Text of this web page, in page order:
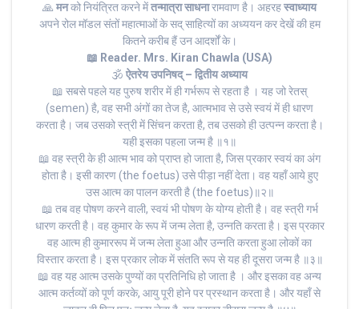
🙏 मनको नियंत्रित करने मेंतन्मात्रा साधनारामवाण है। अहरहस्वाध्याय
अपने रोल मॉडल संतों महात्माओं के सद् साहित्यों का अध्ययन कर देखें की हम
कितने करीब हैं उन आदर्शों के।
📖 Reader. Mrs. Kiran Chawla (USA)
🕉 ऐतरेय उपनिषद् – द्वितीय अध्याय
📖 सबसे पहले यह पुरुष शरीर में ही गर्भरूप से रहता है । यह जो रेतस्
(semen) है, वह सभी अंगों का तेज है, आत्मभाव से उसे स्वयं में ही धारण
करता है। जब उसको स्त्री में सिंचन करता है, तब उसको ही उत्पन्न करता है।
यही इसका पहला जन्म है ॥१॥
📖 वह स्त्री के ही आत्म भाव को प्राप्त हो जाता है, जिस प्रकार स्वयं का अंग
होता है। इसी कारण (the foetus) उसे पीड़ा नहीं देता। वह यहाँ आये हुए
उस आत्म का पालन करती है (the foetus)॥२॥
📖 तब वह पोषण करने वाली, स्वयं भी पोषण के योग्य होती है। वह स्त्री गर्भ
धारण करती है। वह कुमार के रूप में जन्म लेता है, उन्नति करता है। इस प्रकार
वह आत्म ही कुमाररूप में जन्म लेता हुआ और उन्नति करता हुआ लोकों का
विस्तार करता है। इस प्रकार लोक में संतति रूप से यह ही दूसरा जन्म है ॥३॥
📖 वह यह आत्म उसके पुण्यों का प्रतिनिधि हो जाता है । और इसका वह अन्य
आत्म कर्तव्यों को पूर्ण करके, आयु पूरी होने पर प्रस्थान करता है। और यहाँ से